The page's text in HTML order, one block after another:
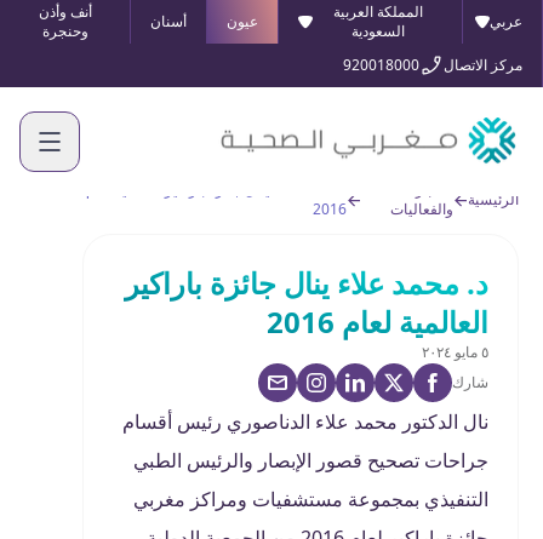
عربي
المملكة العربية
السعودية
عيون أسنان
أنف وأذن
وحنجرة
مركز الاتصال
920018000
الرئيسية
والفعاليات
2016
د. محمد علاء ينال جائزة باراكير
العالمية لعام 2016
٥ مايو ٢٠٢٤
شارك
نال الدكتور محمد علاء الدناصوري رئيس أقسام
جراحات تصحيح قصور الإبصار والرئيس الطبي
التنفيذي بمجموعة مستشفيات ومراكز مغربي